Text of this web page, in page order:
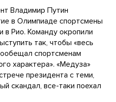
Владимир Путин
в Олимпиаде спортсмены
в Рио. Команду окропили
так, чтобы «весь
спортсменам
характера». «Медуза»
президента с теми,
скандал, все-таки поехал